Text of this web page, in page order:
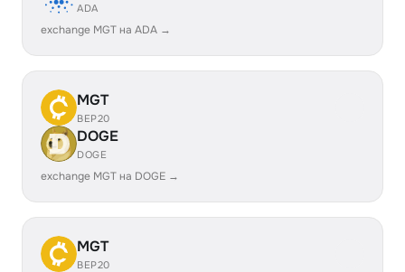
ADA
exchange MGT на ADA →
MGT
BEP20
DOGE
DOGE
exchange MGT на DOGE →
MGT
BEP20